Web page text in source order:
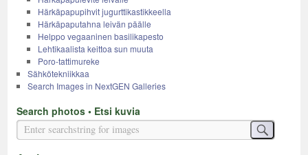
Härkäpapupihvit jugurttikastikkeella
Härkäpaputahna leivän päälle
Helppo vegaaninen basilikapesto
Lehtikaalista keittoa sun muuta
Poro-tattimureke
Sähkötekniikkaa
Search Images in NextGEN Galleries
Search photos • Etsi kuvia